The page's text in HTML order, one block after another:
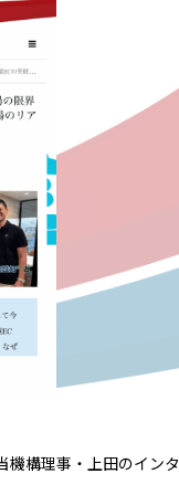
機構理事・上田のインタ